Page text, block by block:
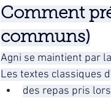
Comment
communs)
Agni se maintient par
Les textes classiques
des repas pris